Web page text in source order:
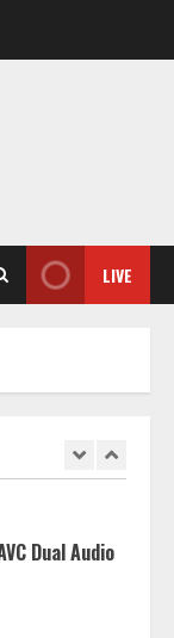
LIVE
Cracked
.torrent
Way Kanan
Ayah